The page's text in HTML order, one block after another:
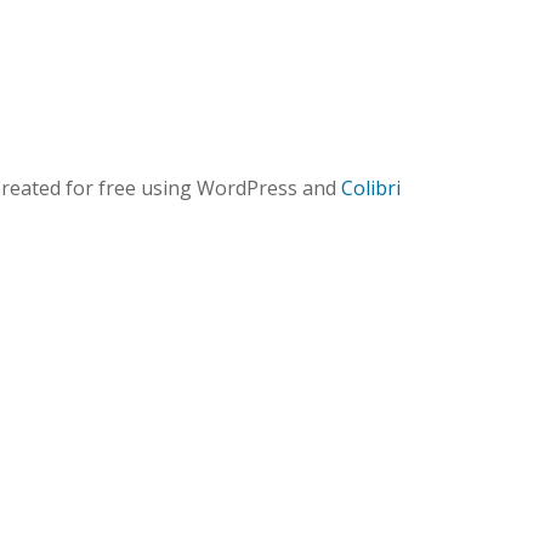
for free using WordPress and Colibri